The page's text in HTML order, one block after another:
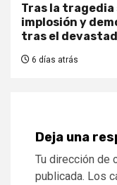
Tras la tragedia
implosión y
tras el
6 días atrás
Deja una
Tu dirección de
publicada. Los